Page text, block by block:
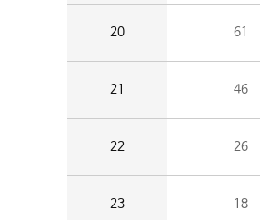
20 61
21 46
22 26
23 18